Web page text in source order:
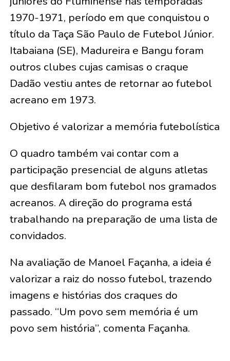
1970-1971, período em que conquistou o
título da Taça São Paulo de Futebol Júnior.
Itabaiana (SE), Madureira e Bangu foram
outros clubes cujas camisas o craque
Dadão vestiu antes de retornar ao futebol
acreano em 1973.
Objetivo é valorizar a memória futebolística
O quadro também vai contar com a
participação presencial de alguns atletas
que desfilaram bom futebol nos gramados
acreanos. A direção do programa está
trabalhando na preparação de uma lista de
convidados.
Na avaliação de Manoel Façanha, a ideia é
valorizar a raiz do nosso futebol, trazendo
imagens e histórias dos craques do
passado. “Um povo sem memória é um
povo sem história”, comenta Façanha.